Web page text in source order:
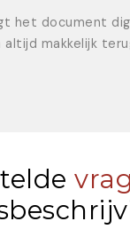
het document
altijd makkelijk